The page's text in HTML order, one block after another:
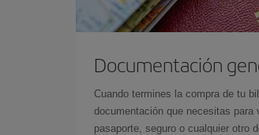
Documentación
Cuando termines la compra de tu
documentación que necesitas
pasaporte, seguro o cualquier otro